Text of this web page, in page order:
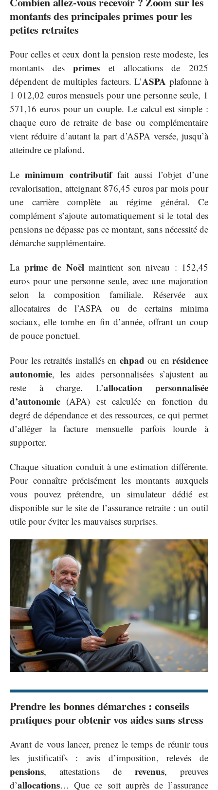
montants des principales primes pour les
petites retraites
Pour celles et ceux dont la pension reste modeste, les
montants desprimes et allocations de 2025
dépendent de multiples facteurs. L’ASPA plafonne à
1 012,02 euros mensuels pour une personne seule, 1
571,16 euros pour un couple. Le calcul est simple :
chaque euro de retraite de base ou complémentaire
vient réduire d’autant la part d’ASPA versée, jusqu’à
atteindre ce plafond.
Leminimum contributiffait aussi l’objet d’une
revalorisation, atteignant 876,45 euros par mois pour
une carrière complète au régime général. Ce
complément s’ajoute automatiquement si le total des
pensions ne dépasse pas ce montant, sans nécessité de
démarche supplémentaire.
La prime de Noëlmaintient son niveau : 152,45
euros pour une personne seule, avec une majoration
selon la composition familiale. Réservée aux
allocataires de l’ASPA ou de certains minima
sociaux, elle tombe en fin d’année, offrant un coup
de pouce ponctuel.
Pour les retraités installés en ehpad ou en résidence
autonomie, les aides personnalisées s’ajustent au
reste à charge. L’allocation personnalisée
d’autonomie (APA) est calculée en fonction du
degré de dépendance et des ressources, ce qui permet
d’alléger la facture mensuelle parfois lourde à
supporter.
Chaque situation conduit à une estimation différente.
Pour connaître précisément les montants auxquels
vous pouvez prétendre, un simulateur dédié est
disponible sur le site de l’assurance retraite : un outil
utile pour éviter les mauvaises surprises.
Prendre les bonnes démarches : conseils
pratiques pour obtenir vos aides sans stress
Avant de vous lancer, prenez le temps de réunir tous
les justificatifs : avis d’imposition, relevés de
pensions, attestations de revenus, preuves
d’allocations… Que ce soit auprès de l’assurance